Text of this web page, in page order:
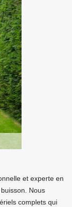
et experte en
Nous
complets qui